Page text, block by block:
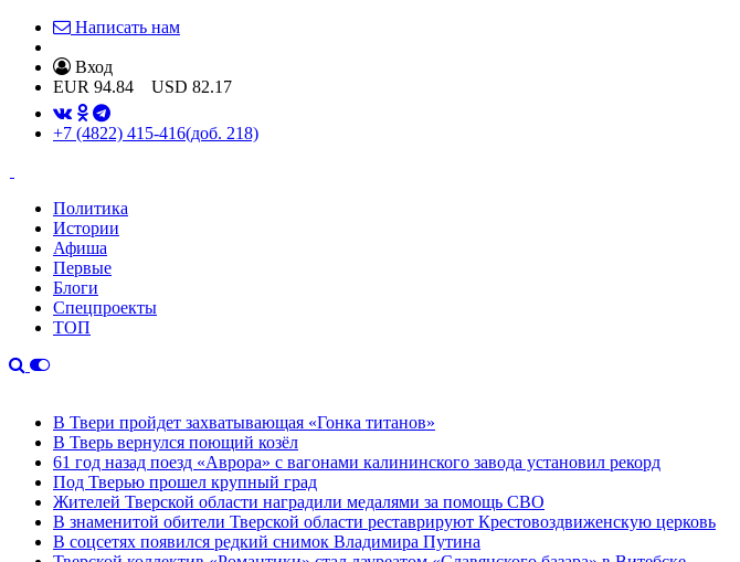
Написать нам
Вход
EUR 94.84 USD 82.17
+7 (4822) 415-416(доб. 218)
Политика
Истории
Афиша
Первые
Блоги
Спецпроекты
ТОП
В Твери пройдет захватывающая «Гонка титанов»
В Тверь вернулся поющий козёл
61 год назад поезд «Аврора» с вагонами калининского завода установил рекорд
Под Тверью прошел крупный град
Жителей Тверской области наградили медалями за помощь СВО
В знаменитой обители Тверской области реставрируют Крестовоздвиженскую церковь
В соцсетях появился редкий снимок Владимира Путина